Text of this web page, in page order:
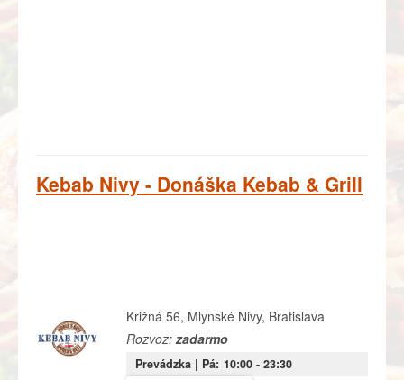
Kebab Nivy - Donáška Kebab & Grill
Križná 56, Mlynské Nivy, Bratislava
Rozvoz: zadarmo
Prevádzka | Pá: 10:00- 23:30